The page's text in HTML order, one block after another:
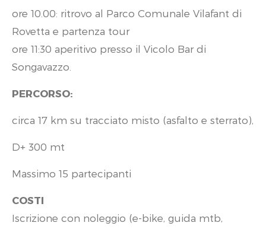
ore 10.00: ritrovo al Parco Comunale Vilafant di
Rovetta e partenza tour
ore 11:30 aperitivo presso il Vicolo Bar di
Songavazzo.
PERCORSO:
circa 17 km su tracciato misto (asfalto e sterrato),
D+ 300 mt
Massimo 15 partecipanti
COSTI
Iscrizione con noleggio (e-bike, guida mtb,